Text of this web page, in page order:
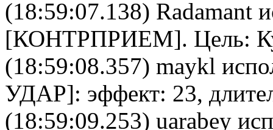
(18:59:07.138) Radamant
[КОНТРПРИЕМ]. Цель:
(18:59:08.357) maykl
УДАР]: эффект: 23,
(18:59:09.253) uarabey